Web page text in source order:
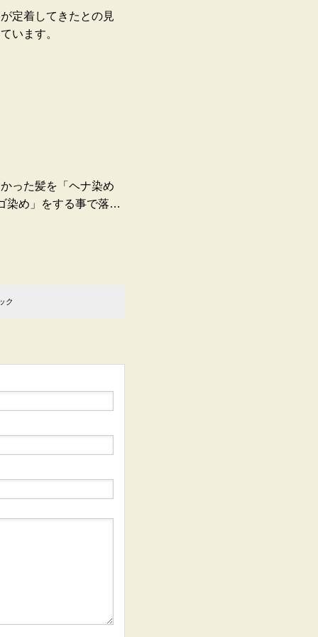
定着してきたとの見
います。
った髪を「ヘナ染め
染め」をする事で落ち
ク